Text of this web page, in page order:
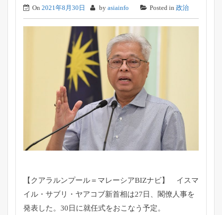
On 2021年8月30日 by asiainfo Posted in 政治
【クアラルンプール＝マレーシアBIZナビ】 イスマ
イル・サブリ・ヤアコブ新首相は27日、 閣僚人事を
発表した。30日に就任式をおこなう予定。